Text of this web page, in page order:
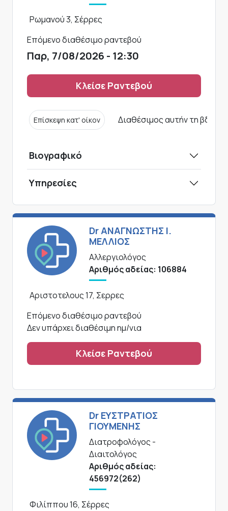
Ρωμανού 3, Σέρρες
Επόμενο διαθέσιμο ραντεβού
Παρ, 7/08/2026 - 12:30
Κλείσε Ραντεβού
Επίσκεψη κατ' οίκον Διαθέσιμος αυτήν τη
Βιογραφικό
Υπηρεσίες
Dr ΑΝΑΓΝΩΣΤΗΣ Ι.
ΜΕΛΛΙΟΣ
Αλλεργιολόγος
Αριθμός αδείας: 106884
Αριστοτελους 17, Σερρες
Επόμενο διαθέσιμο ραντεβού
Δεν υπάρχει διαθέσιμη ημ/νια
Κλείσε Ραντεβού
Dr ΕΥΣΤΡΑΤΙΟΣ
ΓΙΟΥΜΕΝΗΣ
Διατροφολόγος -
Διαιτολόγος
Αριθμός αδείας:
456972(262)
Φιλίππου 16, Σέρρες